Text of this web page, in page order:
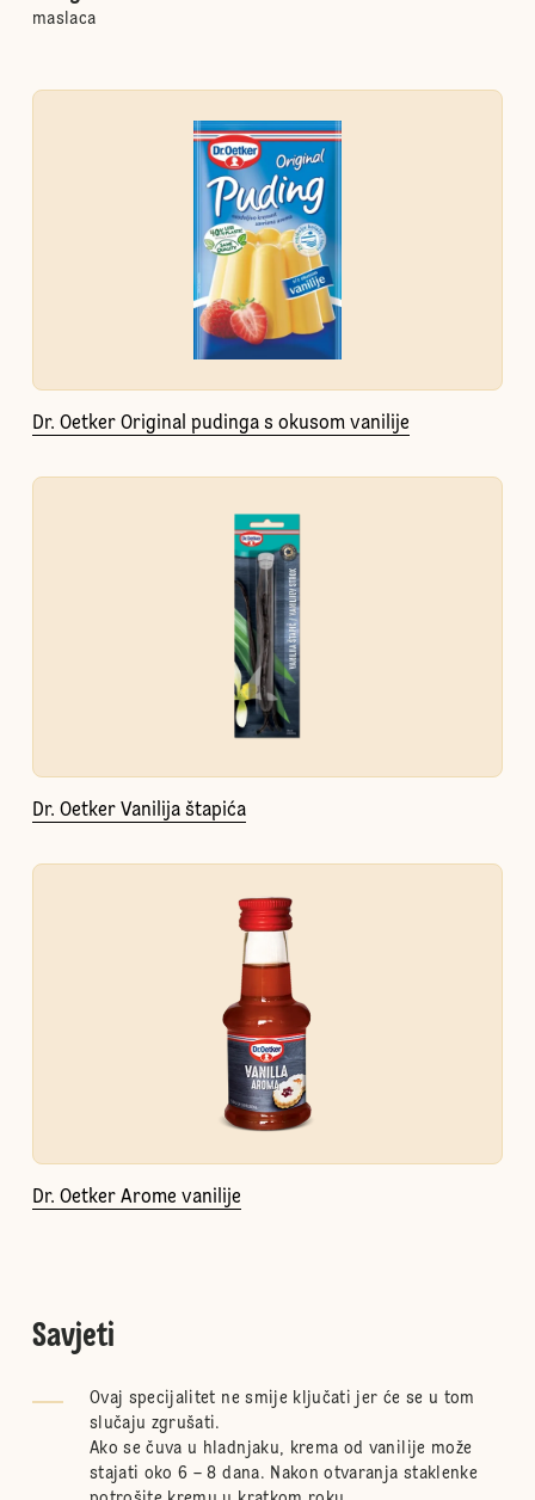
maslaca
Dr. Oetker Original pudinga s okusom vanilije
Dr. Oetker Vanilija štapića
Dr. Oetker Arome vanilije
Savjeti
Ovaj specijalitet ne smije ključati jer će se u tom
slučaju zgrušati.
Ako se čuva u hladnjaku, krema od vanilije može
stajati oko 6 – 8 dana. Nakon otvaranja staklenke